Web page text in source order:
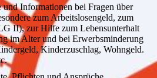
und Informationen bei Fragen über
zum Arbeitslosengeld, zum
II), zur Hilfe zum Lebensunterhalt
im Alter und bei Erwerbsminderung
Kinderzuschlag, Wohngeld.